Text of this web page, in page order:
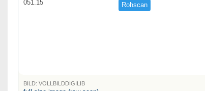
051.15 Rohscan
BILD: VOLLBILDDIGILIB